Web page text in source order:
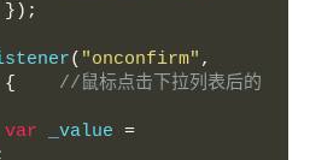
});
( "onconfirm" ,
{
//鼠标点击下拉列表后的
var _value =